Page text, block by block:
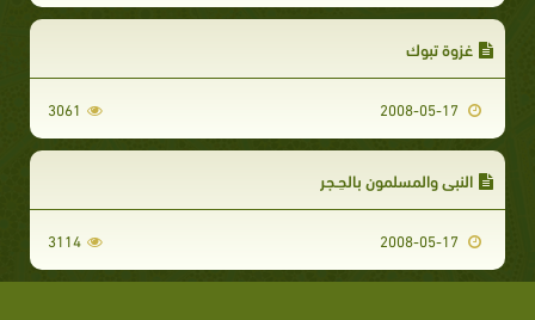
غزوة تبوك
3061
النبي والمسلمون بالحِـجر
3114